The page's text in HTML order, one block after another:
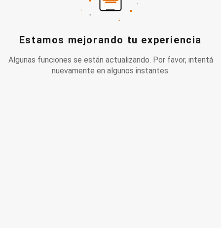
Estamos mejorando tu experiencia
Algunas funciones se están actualizando. Por favor, intentá
nuevamente en algunos instantes.